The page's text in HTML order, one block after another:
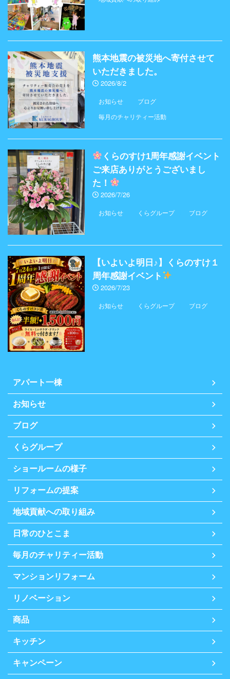
熊本地震の被災地へ寄付させて
いただきました。
2026/8/2
お知らせ
ブログ
毎月のチャリティー活動
くらのすけ1周年感謝イベント
ご来店ありがとうございまし
た！
2026/7/26
お知らせ くらグループ ブログ
【いよいよ明日♪】くらのすけ１
周年感謝イベント
2026/7/23
お知らせ くらグループ ブログ
アパート一棟
お知らせ
ブログ
くらグループ
ショールームの様子
リフォームの提案
地域貢献への取り組み
日常のひとこま
毎月のチャリティー活動
マンションリフォーム
リノベーション
商品
キッチン
キャンペーン